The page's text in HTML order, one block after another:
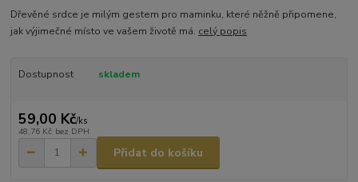
Dřevěné srdce je milým gestem pro maminku, které něžně připomene,
jak výjimečné místo ve vašem životě má. celý popis
Dostupnost skladem
59,00 Kč/ks
48,76 Kč bez DPH
Přidat do košíku